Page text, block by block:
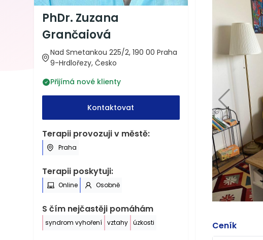
PhDr. Zuzana
Grančaiová
Nad Smetankou 225/2, 190 00 Praha
9-Hrdlořezy, Česko
Přijímá nové klienty
Kontaktovat
Terapii provozuji v městě:
Praha
Terapii poskytuji:
Online Osobně
S čím nejčastěji pomáhám
syndrom vyhoření vztahy úzkosti Ceník